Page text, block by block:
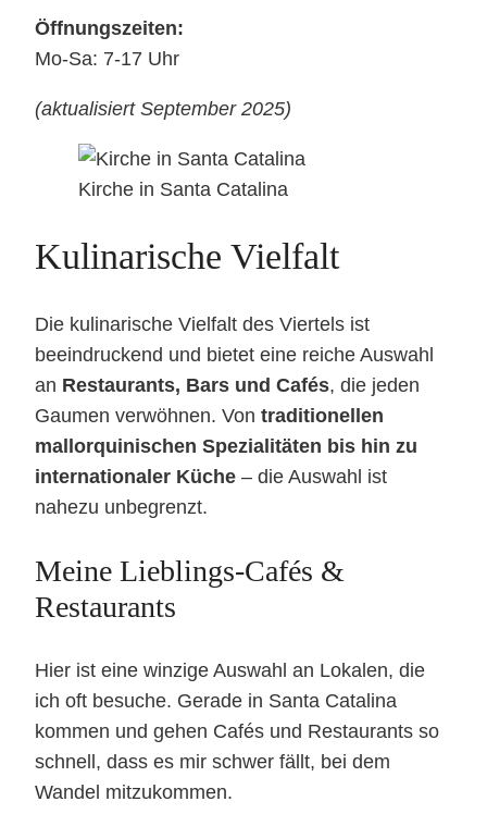
Öffnungszeiten:
Mo-Sa: 7-17 Uhr
(aktualisiert September 2025)
Kirche in Santa Catalina
Kulinarische Vielfalt
Die kulinarische Vielfalt des Viertels ist
beeindruckend und bietet eine reiche Auswahl
an Restaurants, Bars und Cafés, die jeden
Gaumen verwöhnen. Von traditionellen
mallorquinischen Spezialitäten bis hin zu
internationaler Küche – die Auswahl ist
nahezu unbegrenzt.
Meine Lieblings-Cafés &
Restaurants
Hier ist eine winzige Auswahl an Lokalen, die
ich oft besuche. Gerade in Santa Catalina
kommen und gehen Cafés und Restaurants so
schnell, dass es mir schwer fällt, bei dem
Wandel mitzukommen.